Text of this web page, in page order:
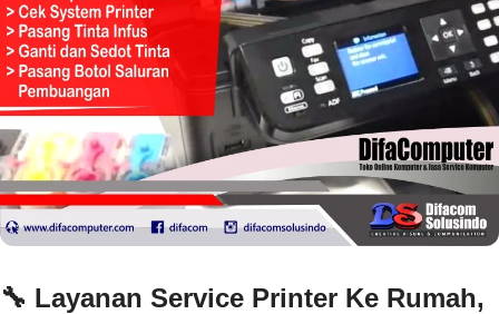
🔧 Layanan Service Printer Ke Rumah,